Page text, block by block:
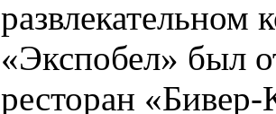
развлекательном
«Экспобел» был
ресторан «Бивер-